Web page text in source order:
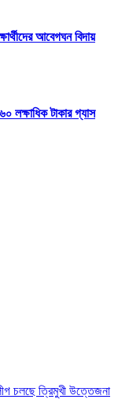
আবেগঘন বিদায়
লক্ষাধিক টাকার গ্যাস
চলছে ত্রিমুখী উত্তেজনা